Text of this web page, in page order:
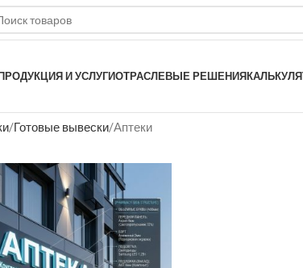
И УСЛУГИОТРАСЛЕВЫЕ РЕШЕНИЯ
Готовые вывески Аптеки